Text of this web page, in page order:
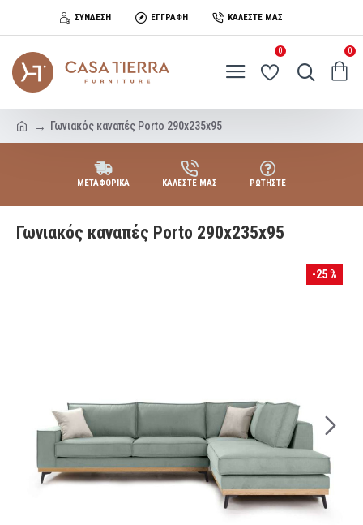
ΣΎΝΔΕΣΗ ΕΓΓΡΑΦΉ ΚΑΛΈΣΤΕ ΜΑΣ
0 0
Γωνιακός καναπές Porto 290x235x95
ΜΕΤΑΦΟΡΙΚΑ ΚΑΛΕΣΤΕ ΜΑΣ ΡΩΤΗΣΤΕ
Γωνιακός καναπές Porto 290x235x95
-25 %